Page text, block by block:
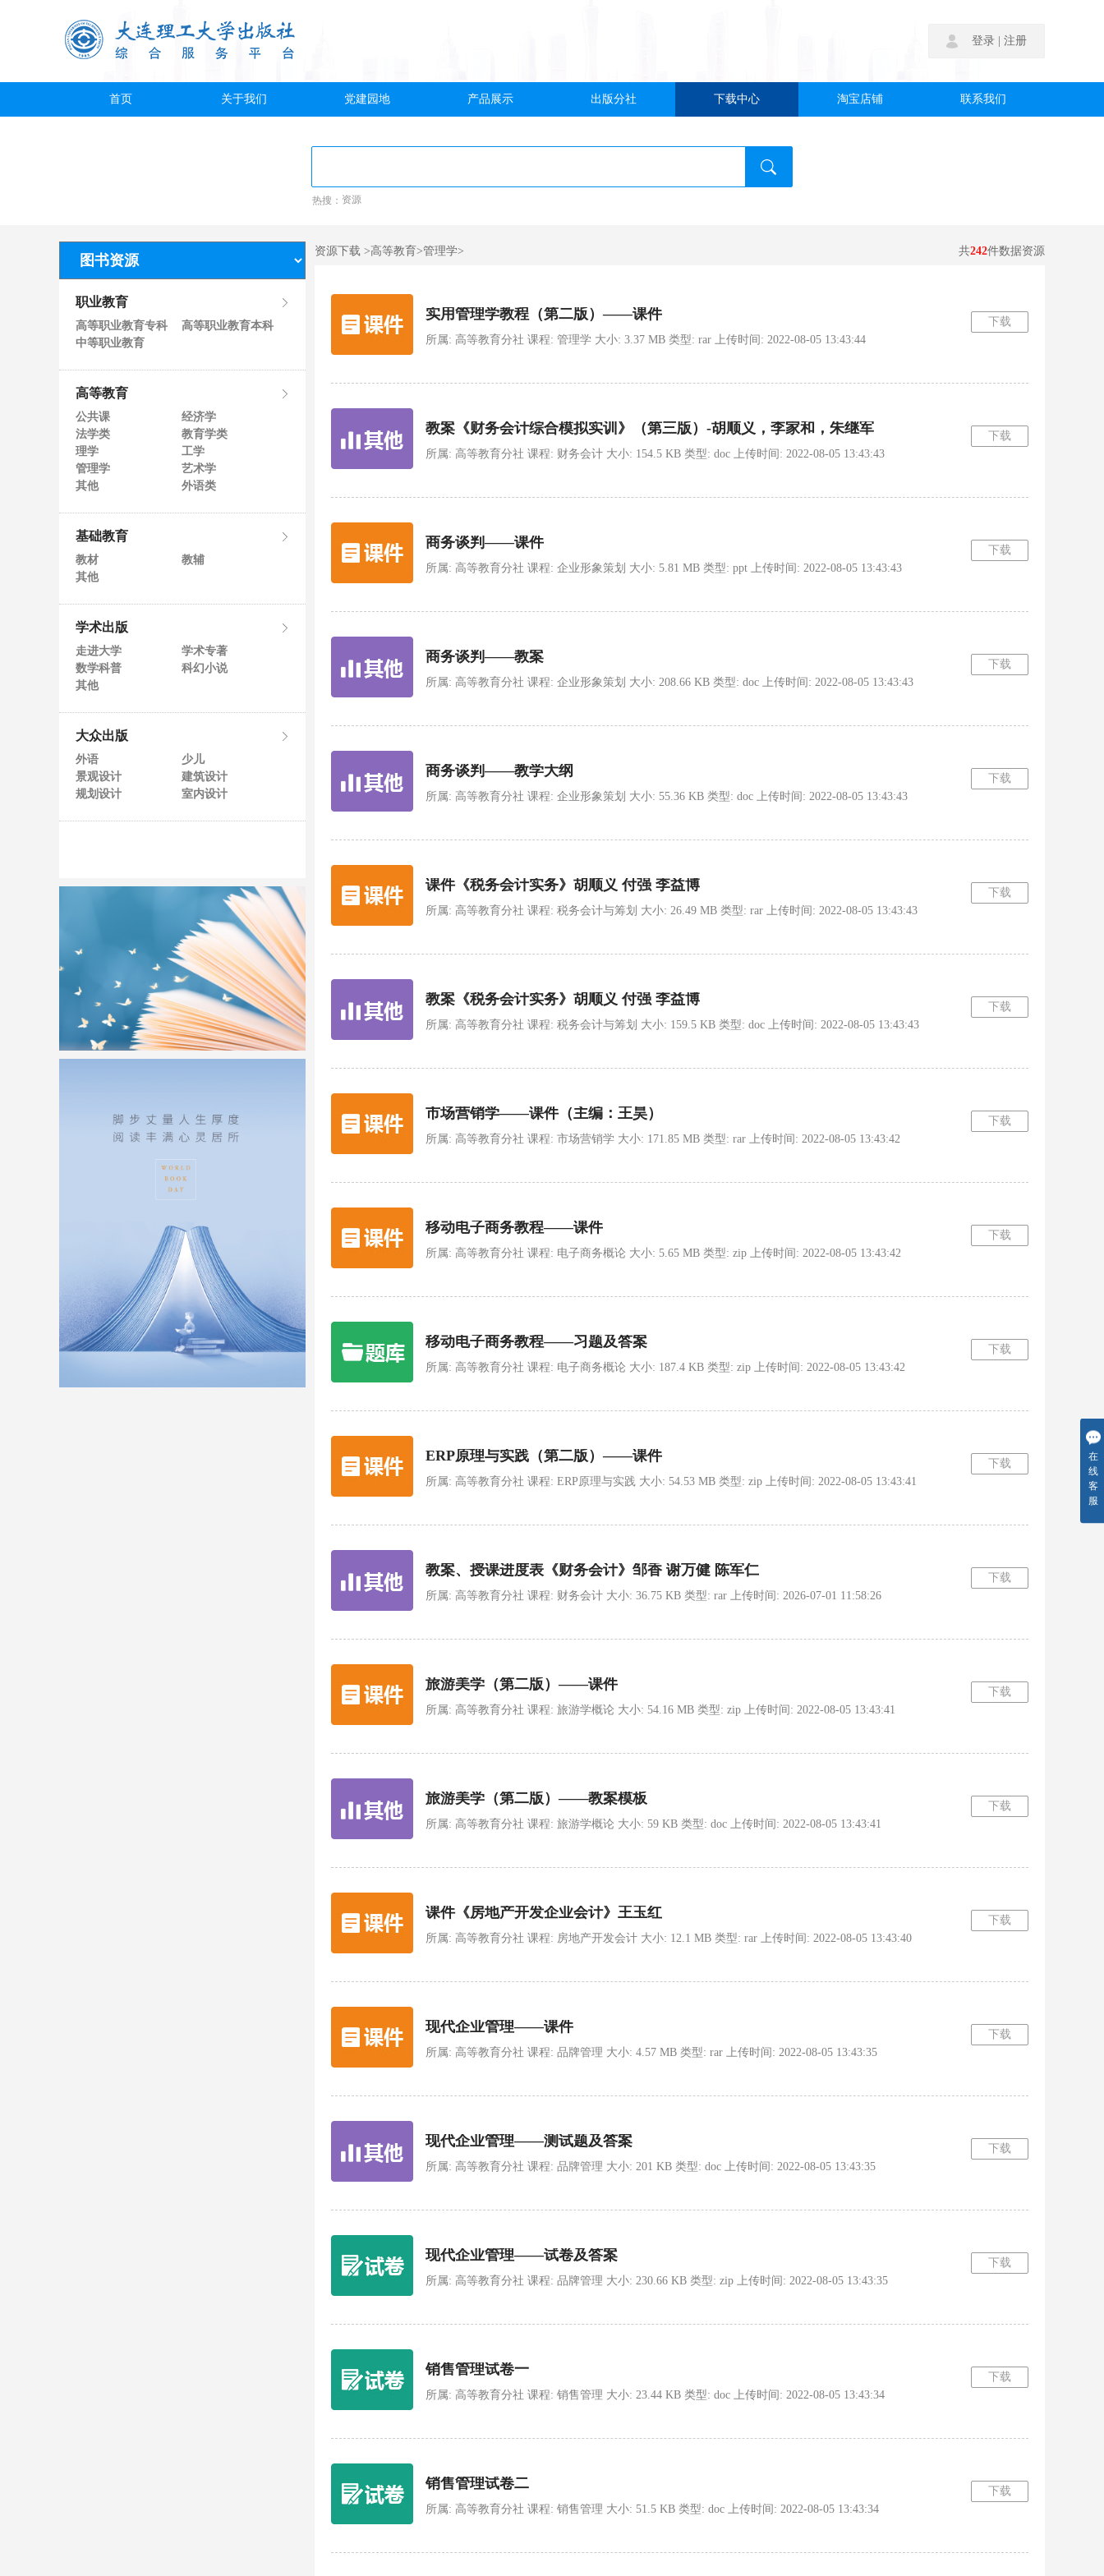
登录 注册
首页 关于我们 党建园地 产品展示 出版分社 下载中心 淘宝店铺 联系我们
热搜： 资源
职业教育
高等职业教育专科
高等职业教育本科
中等职业教育
高等教育
公共课
经济学
法学类
教育学类
理学
工学
管理学
艺术学
其他
外语类
基础教育
教材
教辅
其他
学术出版
走进大学
学术专著
数学科普
科幻小说
其他
大众出版
外语
少儿
景观设计
建筑设计
规划设计
室内设计
资源下载 >高等教育>管理学> 共242件数据资源
实用管理学教程（第二版）——课件
所属: 高等教育分社 课程: 管理学 大小: 3.37 MB 类型: rar 上传时间: 2022-08-05 13:43:44
下载
教案《财务会计综合模拟实训》（第三版）-胡顺义，李家和，朱继军
所属: 高等教育分社 课程: 财务会计 大小: 154.5 KB 类型: doc 上传时间: 2022-08-05 13:43:43
下载
商务谈判——课件
所属: 高等教育分社 课程: 企业形象策划 大小: 5.81 MB 类型: ppt 上传时间: 2022-08-05 13:43:43
下载
商务谈判——教案
所属: 高等教育分社 课程: 企业形象策划 大小: 208.66 KB 类型: doc 上传时间: 2022-08-05 13:43:43
下载
商务谈判——教学大纲
所属: 高等教育分社 课程: 企业形象策划 大小: 55.36 KB 类型: doc 上传时间: 2022-08-05 13:43:43
下载
课件《税务会计实务》胡顺义 付强 李益博
所属: 高等教育分社 课程: 税务会计与筹划 大小: 26.49 MB 类型: rar 上传时间: 2022-08-05 13:43:43
下载
教案《税务会计实务》胡顺义 付强 李益博
所属: 高等教育分社 课程: 税务会计与筹划 大小: 159.5 KB 类型: doc 上传时间: 2022-08-05 13:43:43
下载
市场营销学——课件（主编：王昊）
所属: 高等教育分社 课程: 市场营销学 大小: 171.85 MB 类型: rar 上传时间: 2022-08-05 13:43:42
下载
移动电子商务教程——课件
所属: 高等教育分社 课程: 电子商务概论 大小: 5.65 MB 类型: zip 上传时间: 2022-08-05 13:43:42
下载
移动电子商务教程——习题及答案
所属: 高等教育分社 课程: 电子商务概论 大小: 187.4 KB 类型: zip 上传时间: 2022-08-05 13:43:42
下载
ERP原理与实践（第二版）——课件
所属: 高等教育分社 课程: ERP原理与实践 大小: 54.53 MB 类型: zip 上传时间: 2022-08-05 13:43:41
下载
教案、授课进度表《财务会计》邹香 谢万健 陈军仁
所属: 高等教育分社 课程: 财务会计 大小: 36.75 KB 类型: rar 上传时间: 2026-07-01 11:58:26
下载
旅游美学（第二版）——课件
所属: 高等教育分社 课程: 旅游学概论 大小: 54.16 MB 类型: zip 上传时间: 2022-08-05 13:43:41
下载
旅游美学（第二版）——教案模板
所属: 高等教育分社 课程: 旅游学概论 大小: 59 KB 类型: doc 上传时间: 2022-08-05 13:43:41
下载
课件《房地产开发企业会计》王玉红
所属: 高等教育分社 课程: 房地产开发会计 大小: 12.1 MB 类型: rar 上传时间: 2022-08-05 13:43:40
下载
现代企业管理——课件
所属: 高等教育分社 课程: 品牌管理 大小: 4.57 MB 类型: rar 上传时间: 2022-08-05 13:43:35
下载
现代企业管理——测试题及答案
所属: 高等教育分社 课程: 品牌管理 大小: 201 KB 类型: doc 上传时间: 2022-08-05 13:43:35
下载
现代企业管理——试卷及答案
所属: 高等教育分社 课程: 品牌管理 大小: 230.66 KB 类型: zip 上传时间: 2022-08-05 13:43:35
下载
销售管理试卷一
所属: 高等教育分社 课程: 销售管理 大小: 23.44 KB 类型: doc 上传时间: 2022-08-05 13:43:34
下载
销售管理试卷二
所属: 高等教育分社 课程: 销售管理 大小: 51.5 KB 类型: doc 上传时间: 2022-08-05 13:43:34
下载
在
线
客
服